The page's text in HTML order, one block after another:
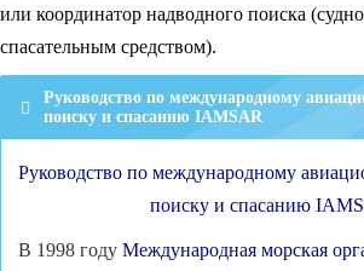
или координатор надводного поиска
спасательным средством).
Руководство по международному
поиску и спасанию IAMSAR
Руководство по международному
поиску и спасанию
В 1998 году Международная морская